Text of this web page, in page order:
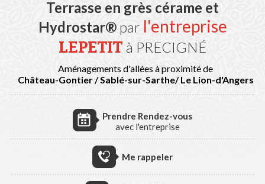
Terrasse en grès cérame et
Hydrostar®par l'entreprise
LEPETIT à PRECIGNÉ
Aménagements d'allées à proximité de
Château-Gontier / Sablé-sur-Sarthe/ Le Lion-d'Angers
Prendre Rendez-vous
avec l'entreprise
Me rappeler